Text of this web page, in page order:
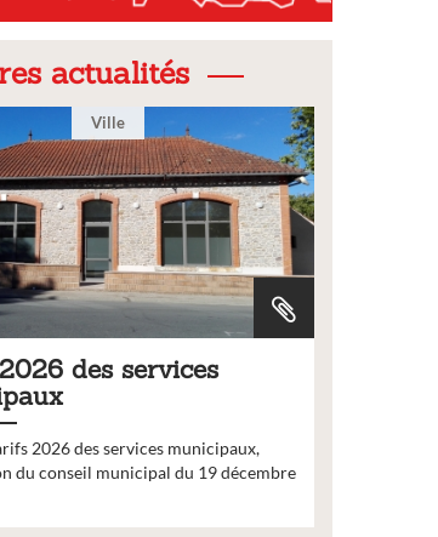
actualités
Ville
des services
2026 des services municipaux,
du conseil municipal du 19 décembre